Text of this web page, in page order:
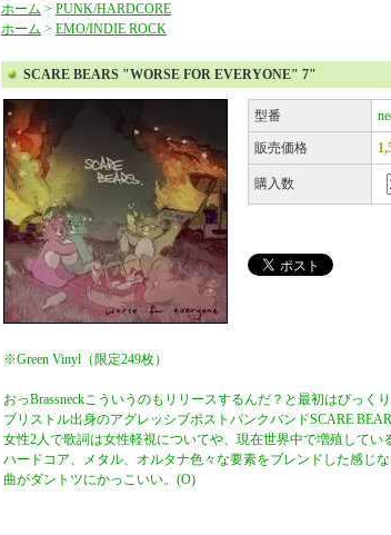
ホーム > PUNK/HARDCORE
ホーム > EMO/INDIE ROCK
SCARE BEARS "WORSE FOR EVERYONE" 7"
型番
販売価格
購入数
※Green Vinyl（限定249枚）
おっBrassneckこういうのもリリースするんだ？と最初はびっく
ブリストル出身のアグレッシブポストパンクバンドSCARE
女性2人で歌詞は女性軽視についてや、現在世界中で増殖して
ハードコア、メタル、オルタナ色々な要素をブレンドした感じ
曲がダントツにかっこいい。(O)